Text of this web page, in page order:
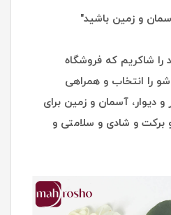
و زمین باشید"
را شاکریم که فروشگاه
را انتخاب و همراهی
و دیوار، آسمان و زمین برای
برکت و شادی و سلامتی و